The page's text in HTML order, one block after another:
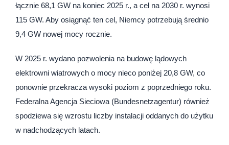
łącznie 68,1 GW na koniec 2025 r., a cel na 2030 r. wynosi
115 GW. Aby osiągnąć ten cel, Niemcy potrzebują średnio
9,4 GW nowej mocy rocznie.
W 2025 r. wydano pozwolenia na budowę lądowych
elektrowni wiatrowych o mocy nieco poniżej 20,8 GW, co
ponownie przekracza wysoki poziom z poprzedniego roku.
Federalna Agencja Sieciowa (Bundesnetzagentur) również
spodziewa się wzrostu liczby instalacji oddanych do użytku
w nadchodzących latach.